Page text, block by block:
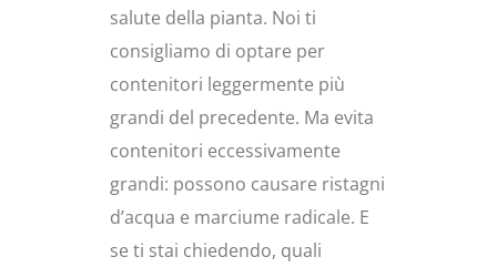
salute della pianta. Noi ti
consigliamo di optare per
contenitori leggermente più
grandi del precedente. Ma evita
contenitori eccessivamente
grandi: possono causare ristagni
d’acqua e marciume radicale. E
se ti stai chiedendo, quali